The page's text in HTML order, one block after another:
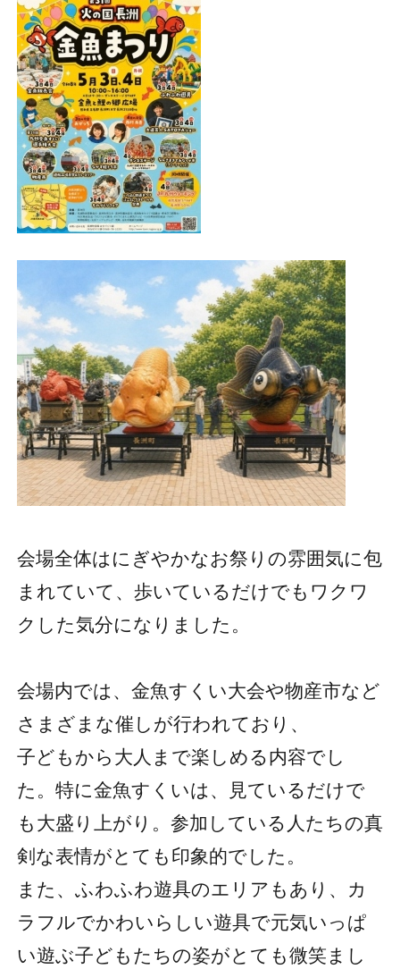
会場全体はにぎやかなお祭りの雰囲気に包
まれていて、歩いているだけでもワクワ
クした気分になりました。
会場内では、金魚すくい大会や物産市など
さまざまな催しが行われており、
子どもから大人まで楽しめる内容でし
た。特に金魚すくいは、見ているだけで
も大盛り上がり。参加している人たちの真
剣な表情がとても印象的でした。
また、ふわふわ遊具のエリアもあり、カ
ラフルでかわいらしい遊具で元気いっぱ
い遊ぶ子どもたちの姿がとても微笑まし